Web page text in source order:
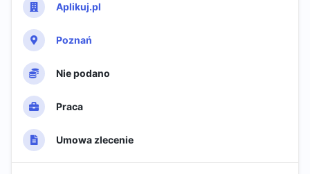
Aplikuj.pl
Poznań
Nie podano
Praca
Umowa zlecenie